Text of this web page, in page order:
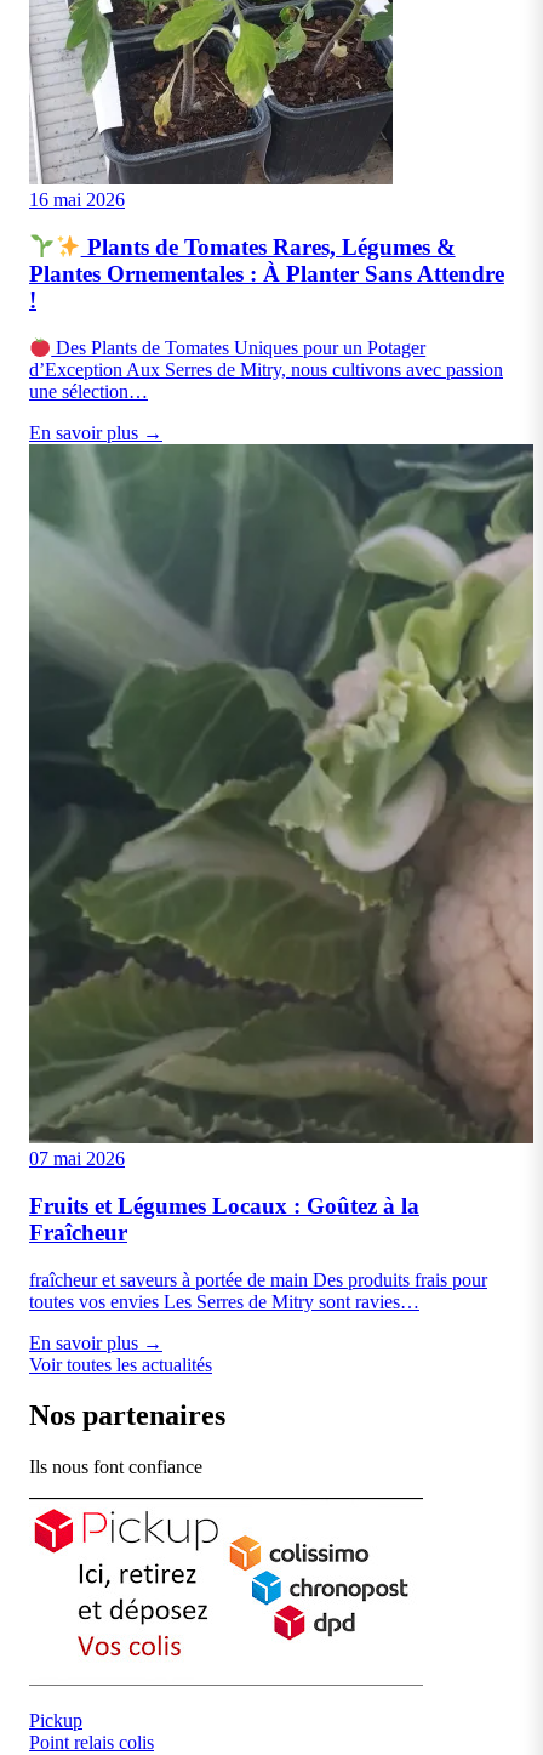
16 mai 2026
Plants de Tomates Rares, Légumes &
Plantes Ornementales : À Planter Sans Attendre
!
Des Plants de Tomates Uniques pour un Potager
d’Exception Aux Serres de Mitry, nous cultivons avec passion
une sélection…
En savoir plus →
07 mai 2026
Fruits et Légumes Locaux : Goûtez à la
Fraîcheur
fraîcheur et saveurs à portée de main Des produits frais pour
toutes vos envies Les Serres de Mitry sont ravies…
En savoir plus →
Voir toutes les actualités
Nos partenaires
Ils nous font confiance
Pickup
Point relais colis